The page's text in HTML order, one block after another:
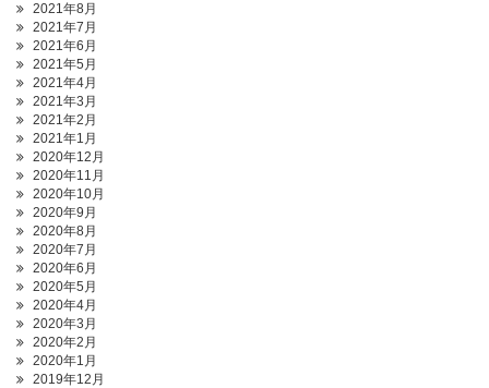
2021年8月
2021年7月
2021年6月
2021年5月
2021年4月
2021年3月
2021年2月
2021年1月
2020年12月
2020年11月
2020年10月
2020年9月
2020年8月
2020年7月
2020年6月
2020年5月
2020年4月
2020年3月
2020年2月
2020年1月
2019年12月